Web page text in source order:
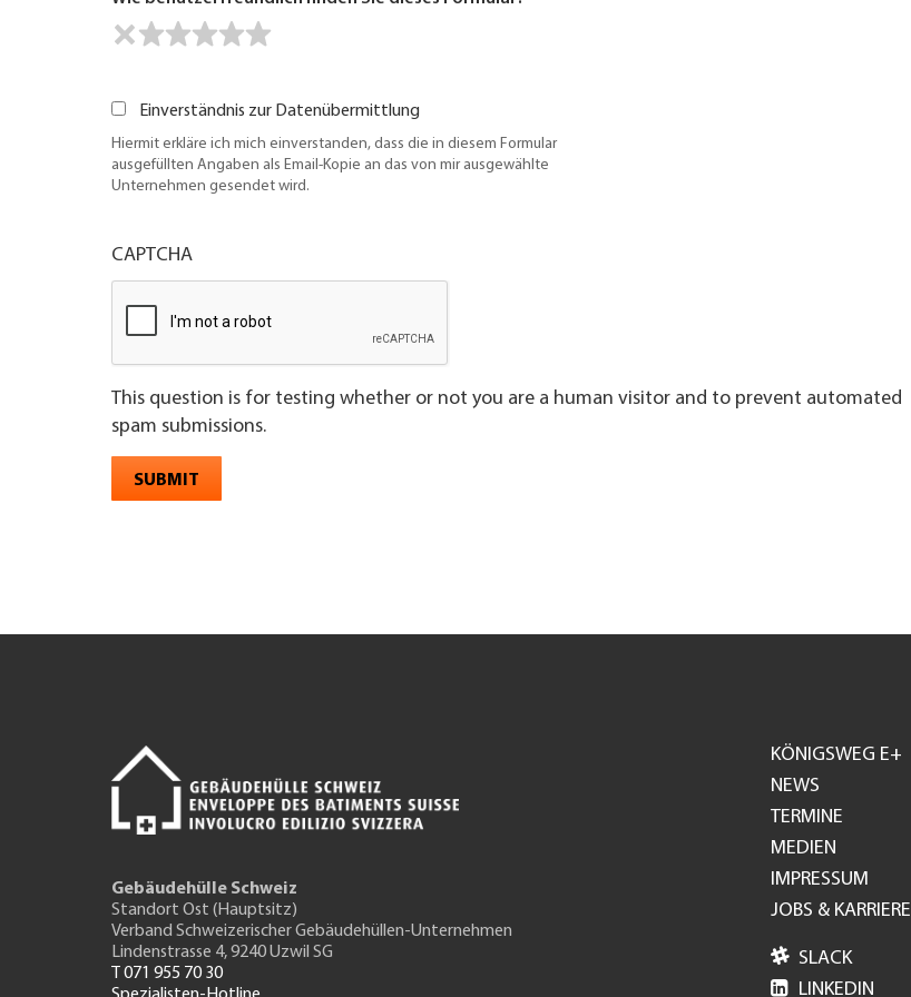
Einverständnis zur Datenübermittlung
Hiermit erkläre ich mich einverstanden, dass die in diesem Formular
ausgefüllten Angaben als Email-Kopie an das von mir ausgewählte
Unternehmen gesendet wird.
CAPTCHA
This question is for testing whether or not you are a human visitor and to prevent automated
spam submissions.
SUBMIT
Gebäudehülle Schweiz
Standort Ost (Hauptsitz)
Verband Schweizerischer Gebäudehüllen-Unternehmen
Lindenstrasse 4, 9240 Uzwil SG
T 071 955 70 30
Footer
GH
KÖNIGSWEG E+
NEWS
TERMINE
MEDIEN
IMPRESSUM
JOBS & KARRIERE
 SLACK
 LINKEDIN